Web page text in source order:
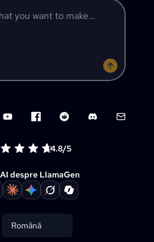
want to make
YouTubeFacebook group
Reddit DiscordEmail
4.8/5
despre LlamaGen
Română